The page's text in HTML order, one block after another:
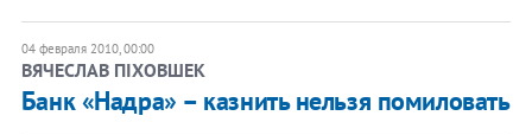
04 февраля 2010, 00:00
ВЯЧЕСЛАВ ПІХОВШЕК
Банк «Надра» – казнить нельзя помиловать